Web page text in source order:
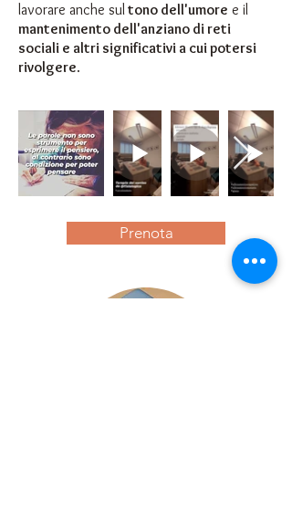
lavorare anche sultono dell'umore e il
mantenimento dell'anziano di reti
sociali e altri significativi a cui potersi
rivolgere.
Prenota